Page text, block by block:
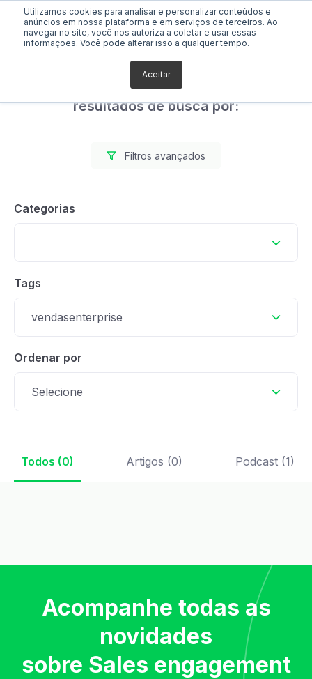
Utilizamos cookies para analisar e personalizar conteúdos e
anúncios em nossa plataforma e em serviços de terceiros. Ao
navegar no site, você nos autoriza a coletar e usar essas
informações. Você pode alterar isso a qualquer tempo.
Aceitar
Foram encontrados 0
resultados de busca por:
Filtros avançados
Categorias
Tags
vendasenterprise
Ordenar por
Selecione
Todos (0) Artigos (0) Podcast (1)
Acompanhe todas as
novidades
sobre Sales engagement